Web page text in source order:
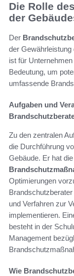
Die Rolle
der
Der
der Gewährleistung
ist für
Bedeutung, um
umfassende
Aufgaben und
Zu den zentralen
die Durchführung
Gebäude. Er hat
Optimierungen
und Verfahren zur
implementieren.
besteht in der
Management
Wie